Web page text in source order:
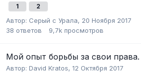
1 2
Автор: Серый с Урала, 20 Ноября 2017
38 ответов 9,7k просмотров
Мой опыт борьбы за свои права.
Автор: David Kratos, 12 Октября 2017